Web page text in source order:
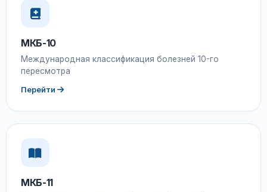
МКБ-10
Международная классификация болезней 10-го
пересмотра
Перейти
МКБ-11